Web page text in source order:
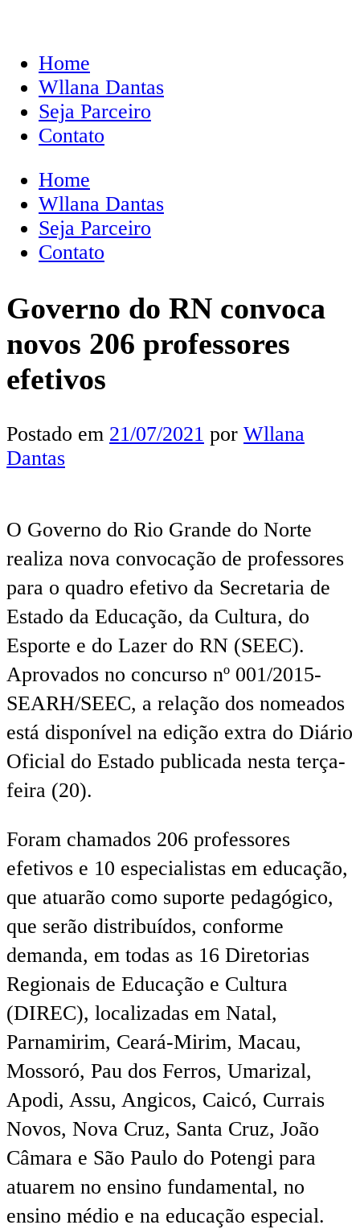
Home
Wllana Dantas
Seja Parceiro
Contato
Home
Wllana Dantas
Seja Parceiro
Contato
Governo do RN convoca
novos 206 professores
efetivos
Postado em 21/07/2021 por Wllana
Dantas
O Governo do Rio Grande do Norte
realiza nova convocação de professores
para o quadro efetivo da Secretaria de
Estado da Educação, da Cultura, do
Esporte e do Lazer do RN (SEEC).
Aprovados no concurso nº 001/2015-
SEARH/SEEC, a relação dos nomeados
está disponível na edição extra do Diário
Oficial do Estado publicada nesta terça-
feira (20).
Foram chamados 206 professores
efetivos e 10 especialistas em educação,
que atuarão como suporte pedagógico,
que serão distribuídos, conforme
demanda, em todas as 16 Diretorias
Regionais de Educação e Cultura
(DIREC), localizadas em Natal,
Parnamirim, Ceará-Mirim, Macau,
Mossoró, Pau dos Ferros, Umarizal,
Apodi, Assu, Angicos, Caicó, Currais
Novos, Nova Cruz, Santa Cruz, João
Câmara e São Paulo do Potengi para
atuarem no ensino fundamental, no
ensino médio e na educação especial.